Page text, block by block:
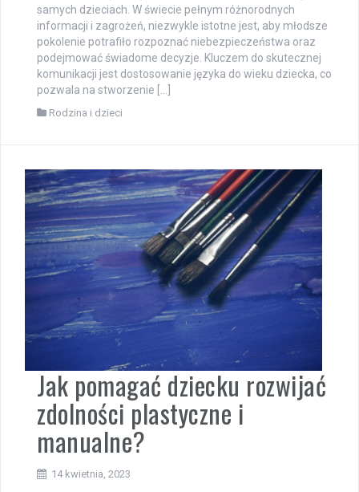
samych dzieciach. W świecie pełnym różnorodnych
informacji i zagrożeń, niezwykle istotne jest, aby młodsze
pokolenie potrafiło rozpoznać niebezpieczeństwa oraz
podejmować świadome decyzje. Kluczem do skutecznej
komunikacji jest dostosowanie języka do wieku dziecka, co
pozwala na stworzenie […]
Rodzina i dzieci
Jak pomagać dziecku rozwijać
zdolności plastyczne i
manualne?
14 kwietnia, 2023